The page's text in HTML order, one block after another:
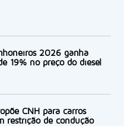
2026 ganha
19% no preço do diesel
CNH para carros
restrição de condução